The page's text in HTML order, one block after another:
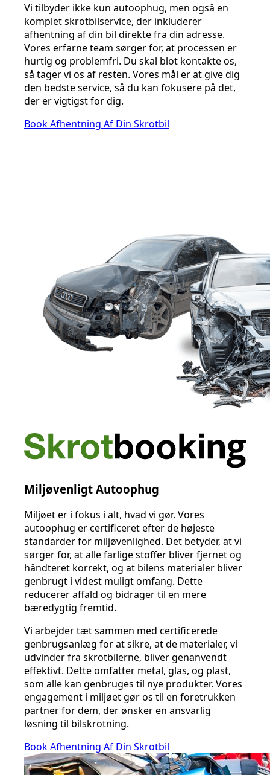
Vi tilbyder ikke kun autoophug, men også en
komplet skrotbilservice, der inkluderer
afhentning af din bil direkte fra din adresse.
Vores erfarne team sørger for, at processen er
hurtig og problemfri. Du skal blot kontakte os,
så tager vi os af resten. Vores mål er at give dig
den bedste service, så du kan fokusere på det,
der er vigtigst for dig.
Book Afhentning Af Din Skrotbil
Miljøvenligt Autoophug
Miljøet er i fokus i alt, hvad vi gør. Vores
autoophug er certificeret efter de højeste
standarder for miljøvenlighed. Det betyder, at vi
sørger for, at alle farlige stoffer bliver fjernet og
håndteret korrekt, og at bilens materialer bliver
genbrugt i videst muligt omfang. Dette
reducerer affald og bidrager til en mere
bæredygtig fremtid.
Vi arbejder tæt sammen med certificerede
genbrugsanlæg for at sikre, at de materialer, vi
udvinder fra skrotbilerne, bliver genanvendt
effektivt. Dette omfatter metal, glas, og plast,
som alle kan genbruges til nye produkter. Vores
engagement i miljøet gør os til en foretrukken
partner for dem, der ønsker en ansvarlig
løsning til bilskrotning.
Book Afhentning Af Din Skrotbil